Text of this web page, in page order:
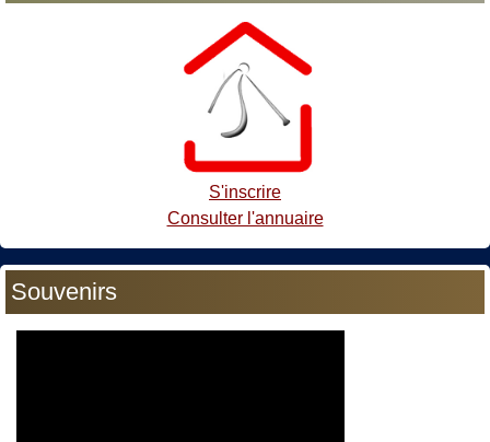
S'inscrire
Consulter l'annuaire
Souvenirs